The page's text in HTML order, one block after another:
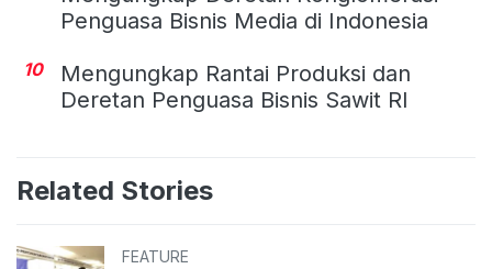
Penguasa Bisnis Media di Indonesia
10
Mengungkap Rantai Produksi dan
Deretan Penguasa Bisnis Sawit RI
Related Stories
FEATURE